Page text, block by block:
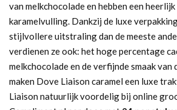
van melkchocolade en hebben een
karamelvulling. Dankzij de luxe
stijlvollere uitstraling dan de meeste
verdienen ze ook: het hoge percentage
melkchocolade en de verfijnde smaak van
maken Dove Liaison caramel een luxe
Liaison natuurlijk voordelig bij online